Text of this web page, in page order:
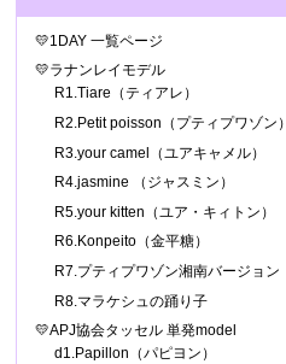
💛1DAY 一覧ページ
💛ラナンレイモデル
R1.Tiare（ティアレ）
R2.Petit poisson（プティプワゾン）
R3.your camel（ユアキャメル）
R4.jasmine （ジャスミン）
R5.your kitten（ユア・キィトン）
R6.Konpeito（金平糖）
R7.プティプワゾン湘南バージョン
R8.マラケシュの踊り子
💛APJ協会タッセル 単発model
d1.Papillon（パピヨン）